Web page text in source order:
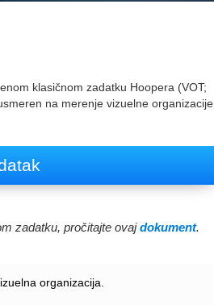
klasičnom zadatku Hoopera (VOT;
na merenje vizuelne organizacije
zadatku, pročitajte ovajdokument.
organizacija.